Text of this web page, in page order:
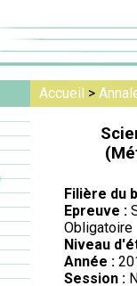
Accueil >
Filière du
Epreuve :
Obligatoire
Niveau
Année :
Session :